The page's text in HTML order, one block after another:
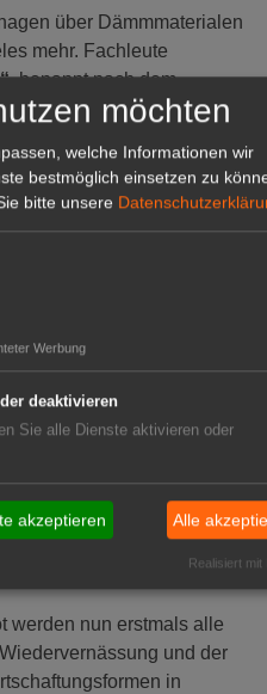
über Dämmmaterialen
mehr. Fachleute
, benannt nach dem
Diese Form der
möglich werden.
die Bundesregierung
Moorböden sind heute
nur noch rund 100.000
Moorböden zersetzen
sind sie immer
und verlieren langfristig
wird dieser
umgekehrt. Die land-
erhalten wieder eine
Flächen werden von
über 50 Millionen Tonnen
werden nun erstmals alle
und der
in
möchten
welche Informationen wir
bestmöglich einsetzen zu
bitte unsere
Werbung
deaktivieren
Sie alle Dienste aktivieren oder
akzeptieren Alle
Realisiert mit